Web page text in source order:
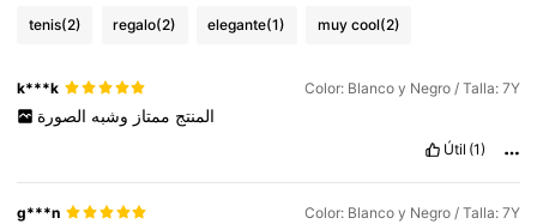
tenis(2) regalo(2) elegante(1) muy cool(2)
k***k Color: Blanco y Negro / Talla: 7Y
المنتج ممتاز وشبه الصورة
Útil (1)
g***n Color: Blanco y Negro / Talla: 7Y